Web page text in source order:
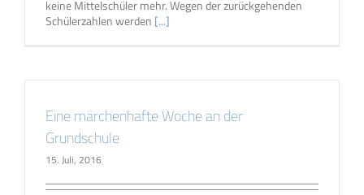
keine Mittelschüler mehr. Wegen der zurückgehenden
Schülerzahlen werden [...]
Eine märchenhafte Woche an der
Grundschule
15. Juli, 2016